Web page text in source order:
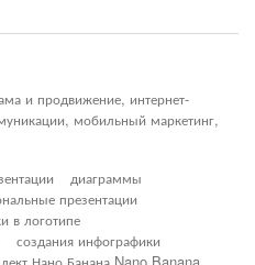
и продвижение, интернет-
мобильный маркетинг,
диаграммы
презентации
в логотипе
создания инфографики